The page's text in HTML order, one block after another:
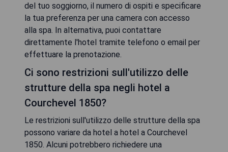
del tuo soggiorno, il numero di ospiti e specificare
la tua preferenza per una camera con accesso
alla spa. In alternativa, puoi contattare
direttamente l'hotel tramite telefono o email per
effettuare la prenotazione.
Ci sono restrizioni sull'utilizzo delle
strutture della spa negli hotel a
Courchevel 1850?
Le restrizioni sull'utilizzo delle strutture della spa
possono variare da hotel a hotel a Courchevel
1850. Alcuni potrebbero richiedere una